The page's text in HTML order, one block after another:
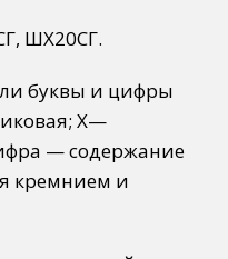
ШХ20СГ.
буквы и цифры
Х—
— содержание
кремнием и